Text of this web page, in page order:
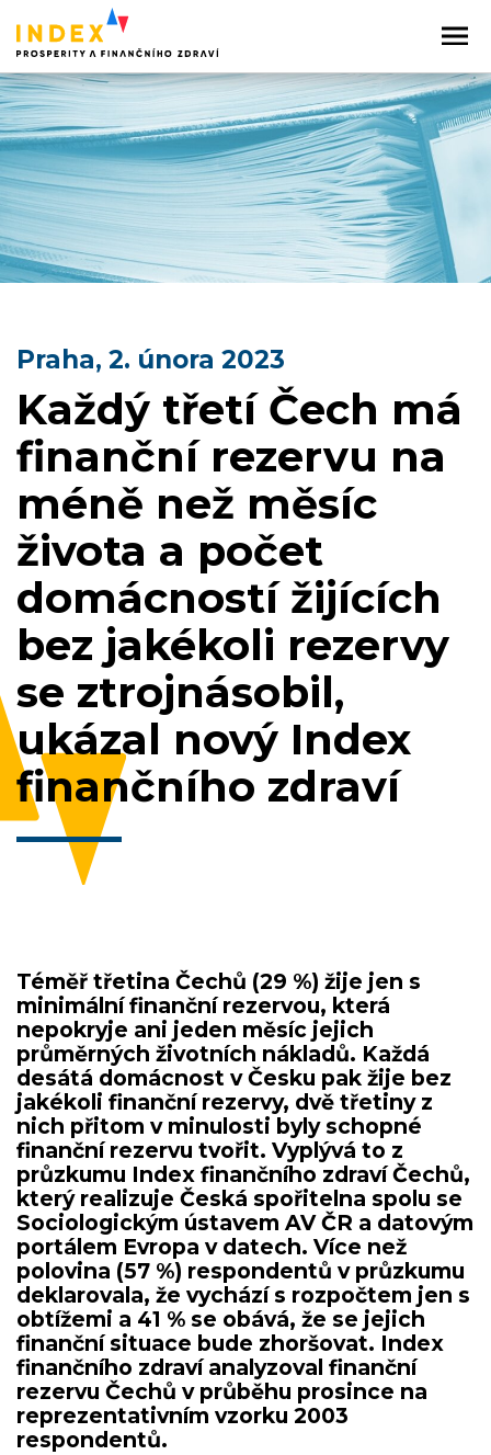
Praha, 2. února 2023
Každý třetí Čech má
finanční rezervu na
méně než měsíc
života a počet
domácností žijících
bez jakékoli rezervy
se ztrojnásobil,
ukázal nový Index
finančního zdraví
Téměř třetina Čechů (29 %) žije jen s
minimální finanční rezervou, která
nepokryje ani jeden měsíc jejich
průměrných životních nákladů. Každá
desátá domácnost v Česku pak žije bez
jakékoli finanční rezervy, dvě třetiny z
nich přitom v minulosti byly schopné
finanční rezervu tvořit. Vyplývá to z
průzkumu Index finančního zdraví Čechů,
který realizuje Česká spořitelna spolu se
Sociologickým ústavem AV ČR a datovým
portálem Evropa v datech. Více než
polovina (57 %) respondentů v průzkumu
deklarovala, že vychází s rozpočtem jen s
obtížemi a 41 % se obává, že se jejich
finanční situace bude zhoršovat. Index
finančního zdraví analyzoval finanční
rezervu Čechů v průběhu prosince na
reprezentativním vzorku 2003
respondentů.